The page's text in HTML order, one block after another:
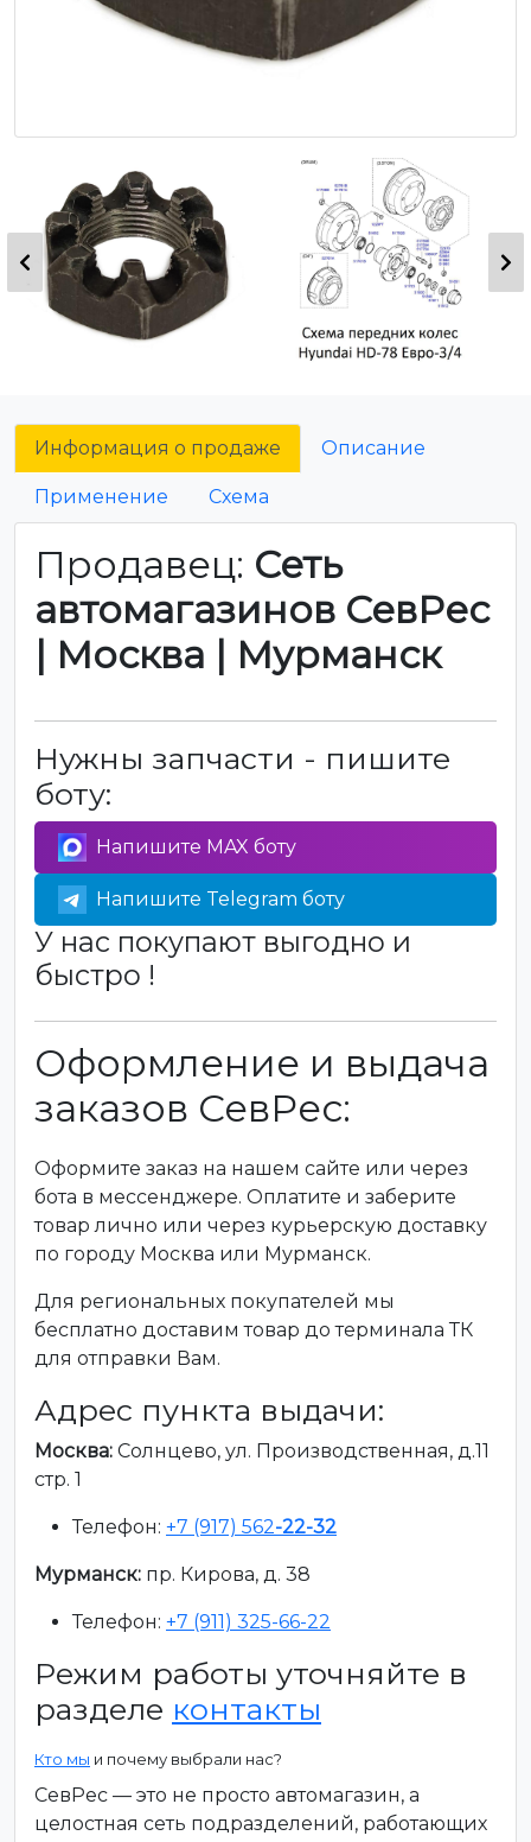
Информация о продаже Описание
Применение Схема
Продавец: Сеть
автомагазинов СевРес
| Москва | Мурманск
Нужны запчасти - пишите
боту:
Напишите MAX боту
Напишите Telegram боту
У нас покупают выгодно и
быстро !
Оформление и выдача
заказов СевРес:
Оформите заказ на нашем сайте или через
бота в мессенджере. Оплатите и заберите
товар лично или через курьерскую доставку
по городу Москва или Мурманск.
Для региональных покупателей мы
бесплатно доставим товар до терминала ТК
для отправки Вам.
Адрес пункта выдачи:
Москва: Солнцево, ул. Производственная, д.11
стр. 1
Телефон: +7 (917) 562-22-32
Мурманск: пр. Кирова, д. 38
Телефон: +7 (911) 325-66-22
Режим работы уточняйте в
разделе контакты
Кто мы и почему выбрали нас?
СевРес — это не просто автомагазин, а
целостная сеть подразделений, работающих